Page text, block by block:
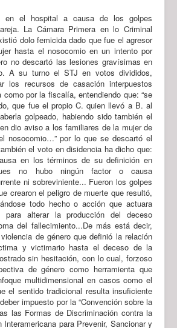
en el hospital a causa de los golpes
La Cámara Primera en lo Criminal
dolo femicida dado que fue el agresor
hasta el nosocomio en un intento por
no descartó las lesiones gravísimas en
A su turno el STJ en votos divididos,
los recursos de casación interpuestos
como por la fiscalía, entendiendo que: “se
que fue el propio C. quien llevó a B. al
golpeado, habiendo sido también el
dio aviso a los familiares de la mujer de
nosocomio…” por lo que se descartó el
el voto en disidencia ha dicho que:
en los términos de su definición en
no hubo ningún factor o causa
ni sobreviniente... Fueron los golpes
crearon el peligro de muerte que resultó,
todo hecho o acción que actuara
para alterar la producción del deceso
del fallecimiento...De más está decir,
de género que definió la relación
y victimario hasta el deceso de la
sin hesitación, con lo cual, forzoso
de género como herramienta que
multidimensional en casos como el
el sentido tradicional resulta insuficiente
impuesto por la “Convención sobre la
las Formas de Discriminación contra la
Interamericana para Prevenir, Sancionar y